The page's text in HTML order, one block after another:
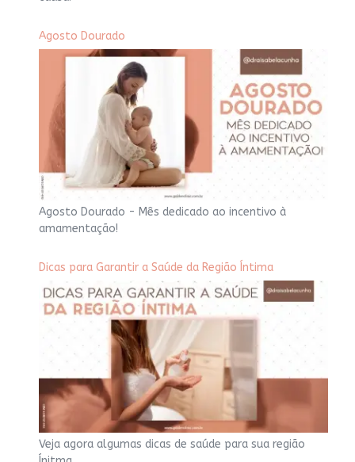
Agosto Dourado
Agosto Dourado - Mês dedicado ao incentivo à
amamentação!
Dicas para Garantir a Saúde da Região Íntima
Veja agora algumas dicas de saúde para sua região